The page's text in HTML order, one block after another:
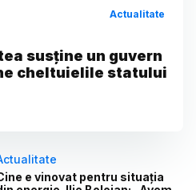
Actualitate
susține un guvern
cheltuielile statului
e vinovat pentru situația